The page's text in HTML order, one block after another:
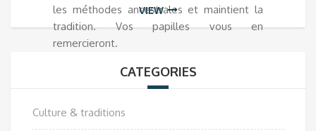
les méthodes ancestrales et maintient la
tradition. Vos papilles vous en
remercieront.
VIEW
CATEGORIES
Culture & traditions